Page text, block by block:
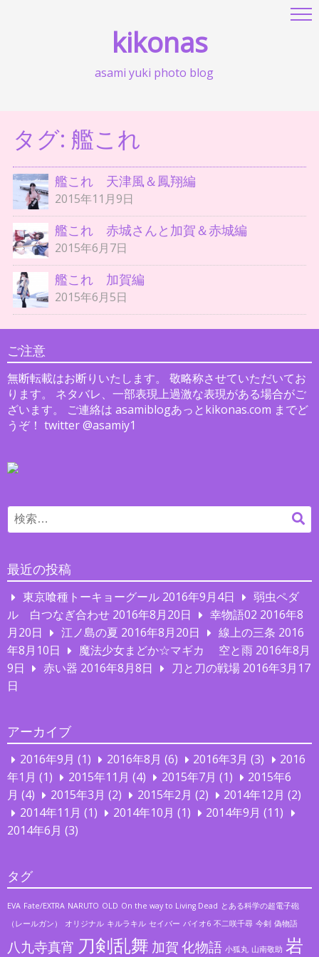
kikonas
asami yuki photo blog
タグ: 艦これ
艦これ 天津風＆鳳翔編
2015年11月9日
艦これ 赤城さんと加賀＆赤城編
2015年6月7日
艦これ 加賀編
2015年6月5日
ご注意
無断転載はお断りいたします。 敬略称させていただいてお
ります。 ネタバレ、一部表現上過激な表現がある場合がご
ざいます。 ご連絡は asamiblogあっとkikonas.com までど
うぞ！ twitter @asamiy1
Search
for:
検
最近の投稿
東京喰種トーキョーグール 2016年9月4日
弱虫ペダ
ル 白つなぎ合わせ 2016年8月20日 幸物語02 2016年8
月20日
江ノ島の夏 2016年8月20日 線上の三条 2016
年8月10日
魔法少女まどか☆マギカ 空と雨 2016年8月
9日
赤い器 2016年8月8日 刀と刀の戦場 2016年3月17
日
アーカイブ
2016年9月 (1) 2016年8月 (6) 2016年3月 (3)
2016
年1月 (1) 2015年11月 (4) 2015年7月 (1)
2015年6
月 (4) 2015年3月 (2) 2015年2月 (2) 2014年12月 (2)
2014年11月 (1) 2014年10月 (1) 2014年9月 (11)
2014年6月 (3)
タグ
EVA Fate/EXTRA NARUTO OLD On the way to Living Dead とある科学の超電子砲
（レールガン）
オリジナル キルラキル セイバー バイオ6 不二咲千尋 今剣 偽物語
八九寺真宵 刀剣乱舞 加賀化物語 小狐丸 山南敬助 岩